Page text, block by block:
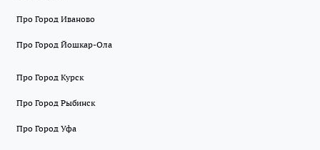
Про Город Иваново
Про Город Йошкар-Ола
Про Город Курск
Про Город Рыбинск
Про Город Уфа